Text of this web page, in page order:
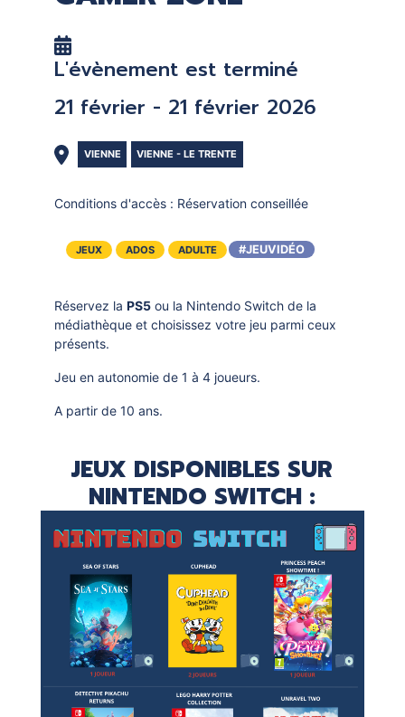
ORDINATEUR
PORTAGE À DOMICILE
TOUS LES SERVICES
DOCUMENTS
PROLONGER - RÉSERVER
EN CAS DE RETARD
MON COMPTE LECTEUR
POUR LES PROS
L'évènement est terminé
21 février - 21 février 2026
VIENNE VIENNE - LE TRENTE
Conditions d'accès : Réservation conseillée
JEUX ADOS ADULTE #JEUVIDÉO
Réservez la PS5ou la Nintendo Switch de la
médiathèque et choisissez votre jeu parmi ceux
présents.
Jeu en autonomie de 1 à 4 joueurs.
A partir de 10 ans.
JEUX DISPONIBLES SUR
NINTENDO SWITCH :